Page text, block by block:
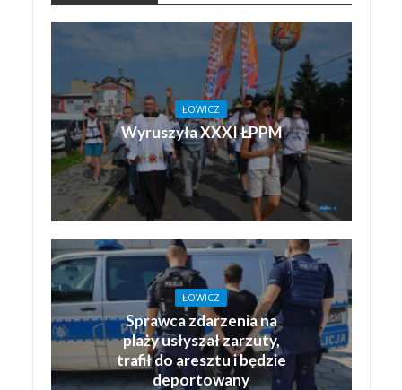
ŁOWICZ
Wyruszyła XXXI ŁPPM
ŁOWICZ
Sprawca zdarzenia na
plaży usłyszał zarzuty,
trafił do aresztu i będzie
deportowany